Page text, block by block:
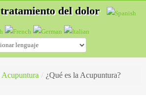
del dolor
Acupuntura / ¿Qué es la Acupuntura?